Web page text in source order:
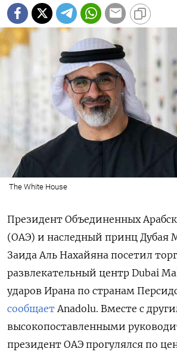
The White House
Президент Объединенных
(ОАЭ) и наследный принц Дубая
Заида Аль Нахайяна посетил
развлекательный центр Dubai
ударов Ирана по странам
сообщает Anadolu. Вместе с
высокопоставленными
президент ОАЭ прогулялся по